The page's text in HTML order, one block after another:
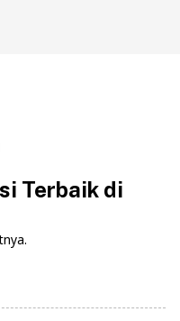
Terbaik di